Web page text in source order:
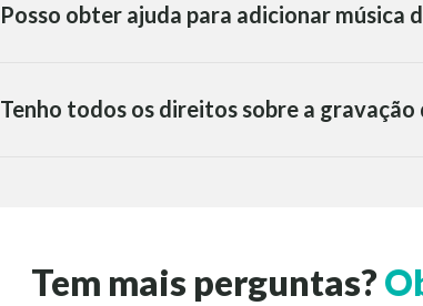
Posso obter ajuda para adicionar música
Tenho todos os direitos sobre a
Tem mais perguntas?